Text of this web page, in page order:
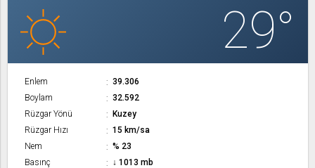
29°
Enlem
39.306
Boylam
32.592
Rüzgar Yönü
Kuzey
Rüzgar Hızı
15 km/sa
Nem
% 23
Basınç
↓ 1013 mb